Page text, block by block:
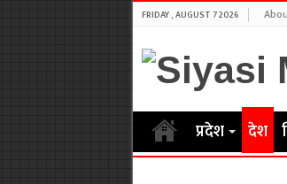
FRIDAY , AUGUST 7 2026
प्रदेश देश